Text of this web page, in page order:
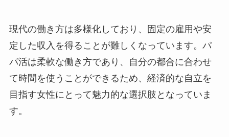
現代の働き方は多様化しており、固定の雇用や安
定した収入を得ることが難しくなっています。パ
パ活は柔軟な働き方であり、自分の都合に合わせ
て時間を使うことができるため、経済的な自立を
目指す女性にとって魅力的な選択肢となっていま
す。